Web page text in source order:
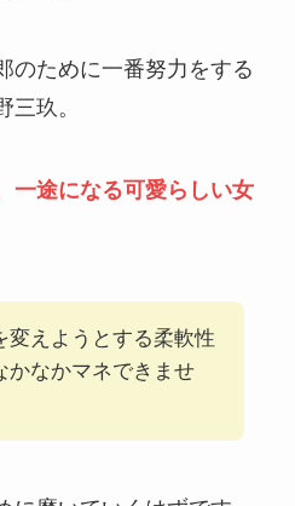
のために一番努力をする
玖。
一途になる可愛らしい女
変えようとする柔軟性
かなかマネできませ